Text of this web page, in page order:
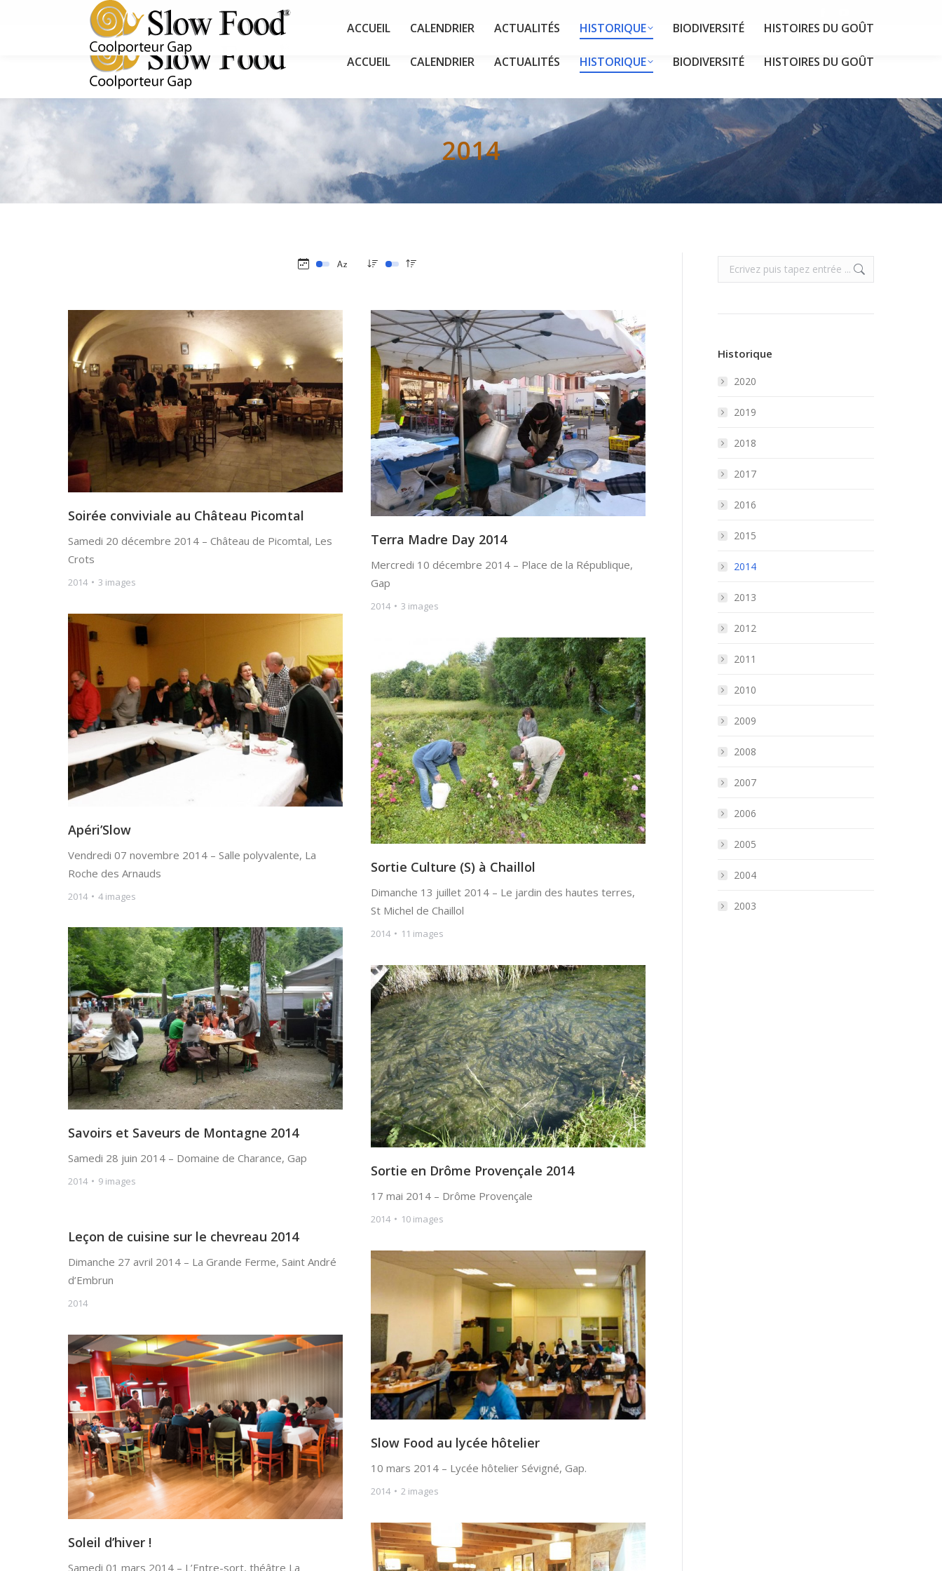
Rejoignez-nous !
Facebook
opens
window
YouTube
opens
window
ACCUEIL CALENDRIER ACTUALITÉS HISTORIQUE BIODIVERSITÉ HISTOIRES DU GOÛT
2014
Soirée conviviale au Château Picomtal
Samedi 20 décembre 2014 – Château de Picomtal, Les
Crots
2014 3 images
Terra Madre Day 2014
Mercredi 10 décembre 2014 – Place de la République,
Gap
2014 3 images
Apéri’Slow
Vendredi 07 novembre 2014 – Salle polyvalente, La
Roche des Arnauds
2014 4 images
Sortie Culture (S) à Chaillol
Dimanche 13 juillet 2014 – Le jardin des hautes terres,
St Michel de Chaillol
2014 11 images
Savoirs et Saveurs de Montagne 2014
Samedi 28 juin 2014 – Domaine de Charance, Gap
2014 9 images
Sortie en Drôme Provençale 2014
17 mai 2014 – Drôme Provençale
2014 10 images
Leçon de cuisine sur le chevreau 2014
Dimanche 27 avril 2014 – La Grande Ferme, Saint André
d’Embrun
2014
Slow Food au lycée hôtelier
10 mars 2014 – Lycée hôtelier Sévigné, Gap.
2014 2 images
Soleil d’hiver !
Samedi 01 mars 2014 – L’Entre-sort, théâtre La
Search:
Historique
2020
2019
2018
2017
2016
2015
2014
2013
2012
2011
2010
2009
2008
2007
2006
2005
2004
2003
ACCUEIL CALENDRIER ACTUALITÉS HISTORIQUE BIODIVERSITÉ HISTOIRES DU GOÛT